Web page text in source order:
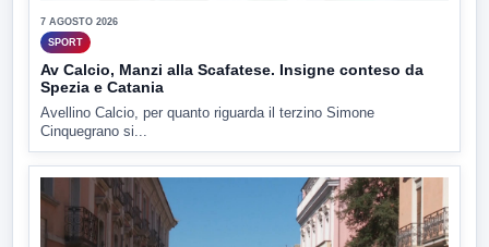
7 AGOSTO 2026
SPORT
Av Calcio, Manzi alla Scafatese. Insigne conteso da
Spezia e Catania
Avellino Calcio, per quanto riguarda il terzino Simone
Cinquegrano si...